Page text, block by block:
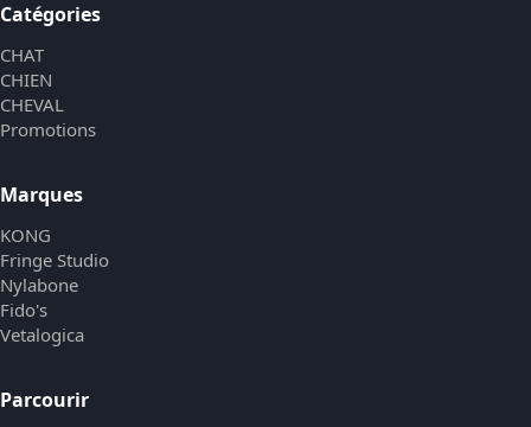
Catégories
CHAT
CHIEN
CHEVAL
Promotions
Marques
KONG
Fringe Studio
Nylabone
Fido's
Vetalogica
Parcourir